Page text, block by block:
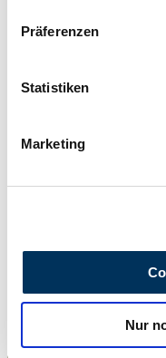
Informationen
können
bestimmten
Erfahren Sie mehr
analysieren.
Verwendung unserer
soziale Medien,
Präferenzen
Statistiken
Marketing
Nur
Anuncio caducado